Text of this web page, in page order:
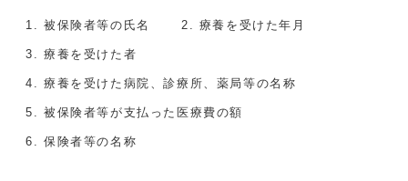
被保険者等の氏名 療養を受けた年月
療養を受けた者
療養を受けた病院、診療所、薬局等の名称
被保険者等が支払った医療費の額
保険者等の名称